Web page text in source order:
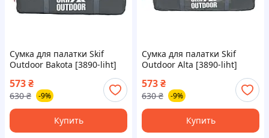
Сумка для палатки Skif
Outdoor Bakota [3890-liht]
573₴
630 ₴ -9%
Купить
Сумка для палатки Skif
Outdoor Alta [3890-liht]
573₴
630 ₴ -9%
Купить